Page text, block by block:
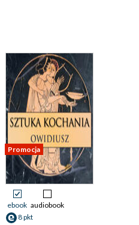
Promocja
ebook audiobook
8 pkt